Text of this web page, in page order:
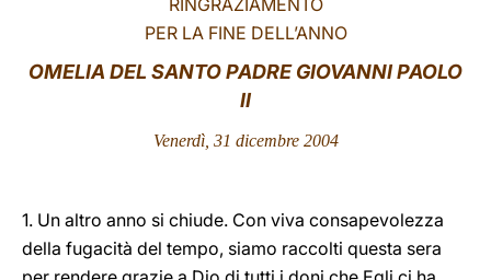
RINGRAZIAMENTO
PER LA FINE DELL’ANNO
OMELIA DEL SANTO PADRE GIOVANNI PAOLO
II
Venerdì, 31 dicembre 2004
1. Un altro anno si chiude. Con viva consapevolezza
della fugacità del tempo, siamo raccolti questa sera